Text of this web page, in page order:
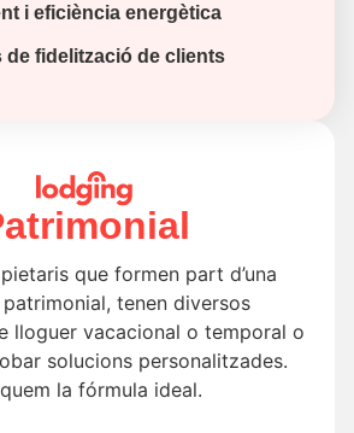
i eficiència energètica
de fidelització de clients
que formen part d’una
tenen diversos
lloguer vacacional o temporal o
solucions personalitzades.
la fórmula ideal.